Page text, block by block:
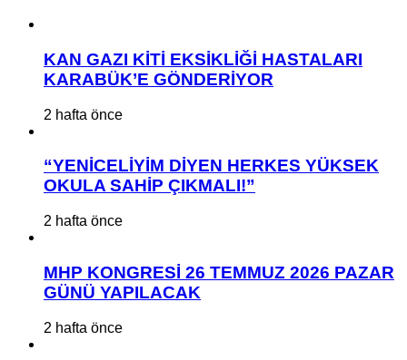
KAN GAZI KİTİ EKSİKLİĞİ HASTALARI
KARABÜK’E GÖNDERİYOR
2 hafta önce
“YENİCELİYİM DİYEN HERKES YÜKSEK
OKULA SAHİP ÇIKMALI!”
2 hafta önce
MHP KONGRESİ 26 TEMMUZ 2026 PAZAR
GÜNÜ YAPILACAK
2 hafta önce